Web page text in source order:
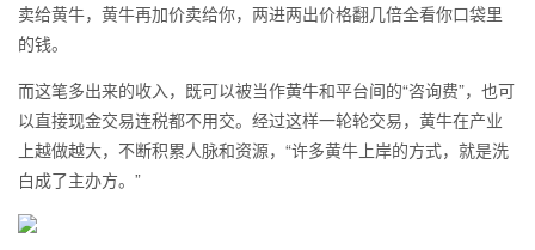
卖给黄牛，黄牛再加价卖给你，两进两出价格翻几倍全看你口袋里
的钱。
而这笔多出来的收入，既可以被当作黄牛和平台间的“咨询费”，也可
以直接现金交易连税都不用交。经过这样一轮轮交易，黄牛在产业
上越做越大，不断积累人脉和资源，“许多黄牛上岸的方式，就是洗
白成了主办方。”